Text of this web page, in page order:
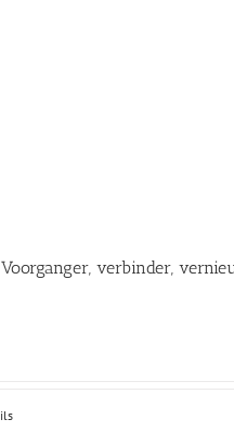
verbinder,